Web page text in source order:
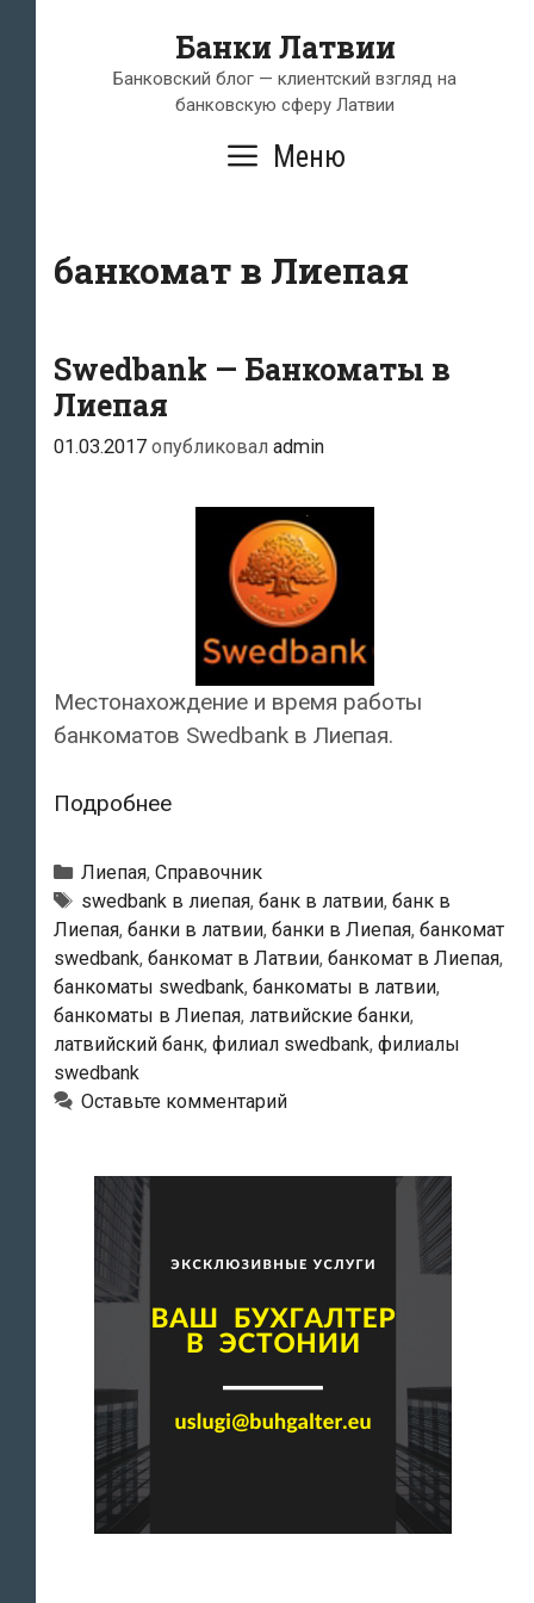
содержимому
Банки Латвии
Банковский блог — клиентский взгляд на
банковскую сферу Латвии
Меню
банкомат в Лиепая
Swedbank — Банкоматы в
Лиепая
01.03.2017 опубликовал admin
Местонахождение и время работы
банкоматов Swedbank в Лиепая.
ПодробнееSwedbank
Банкоматы
в
Лиепая
Рубрики
Лиепая, Справочник
Тэги
swedbank в лиепая, банк в латвии, банк в
Лиепая, банки в латвии, банки в Лиепая, банкомат
swedbank, банкомат в Латвии, банкомат в Лиепая,
банкоматы swedbank, банкоматы в латвии,
банкоматы в Лиепая, латвийские банки,
латвийский банк, филиал swedbank, филиалы
swedbank
Оставьте комментарий